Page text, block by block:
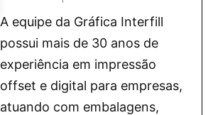
A equipe da Gráfica Interfill
possui mais de 30 anos de
experiência em impressão
offset e digital para empresas,
atuando com embalagens,